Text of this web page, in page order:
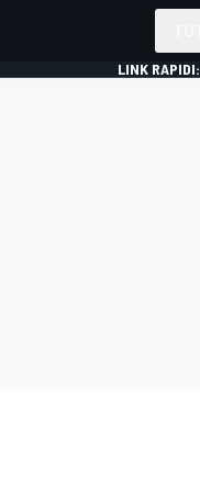
LINK RAPIDI: